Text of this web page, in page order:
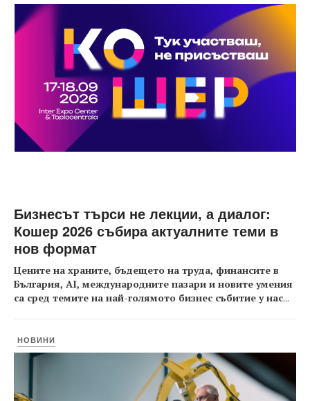
Бизнесът търси не лекции, а диалог:
Кошер 2026 събира актуалните теми в
нов формат
Цените на храните, бъдещето на труда, финансите в
България, AI, международните пазари и новите умения
са сред темите на най-голямото бизнес събитие у нас...
НОВИНИ